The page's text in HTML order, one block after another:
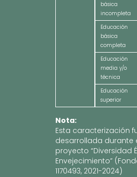
básica
incompleta
Educación
básica
completa
Educación
media y/o
técnica
Educación
superior
Nota:
Esta caracterización
desarrollada durante
proyecto “Diversidad
Envejecimiento”
1170493, 2021-2024)